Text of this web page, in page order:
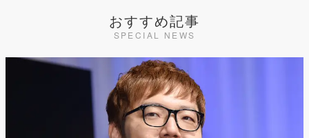
おすすめ記事
SPECIAL NEWS